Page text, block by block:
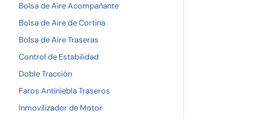
Bolsa de Aire Acompañante
Bolsa de Aire de Cortina
Bolsa de Aire Traseras
Control de Estabilidad
Doble Tracción
Faros Antiniebla Traseros
Inmovilizador de Motor